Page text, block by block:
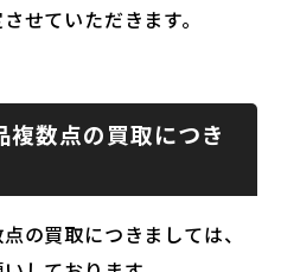
せていただきます。
数点の買取につき
の買取につきましては、